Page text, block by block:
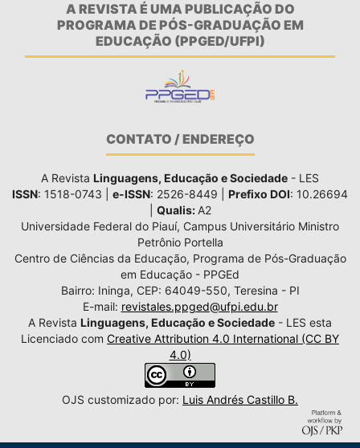
A REVISTA É UMA PUBLICAÇÃO DO
PROGRAMA DE PÓS-GRADUAÇÃO EM
EDUCAÇÃO (PPGED/UFPI)
CONTATO / ENDEREÇO
A Revista Linguagens, Educação e Sociedade - LES
ISSN: 1518-0743 | e-ISSN: 2526-8449 | Prefixo DOI: 10.26694
Qualis: A2
Universidade Federal do Piauí, Campus Universitário Ministro
Petrônio Portella
Centro de Ciências da Educação, Programa de Pós-Graduação
em Educação - PPGEd
Bairro: Ininga, CEP: 64049-550, Teresina - PI
E-mail: revistales.ppged@ufpi.edu.br
A Revista Linguagens, Educação e Sociedade - LES esta
Licenciado com Creative Attribution 4.0 International (CC BY
4.0)
OJS customizado por: Luis Andrés Castillo B.